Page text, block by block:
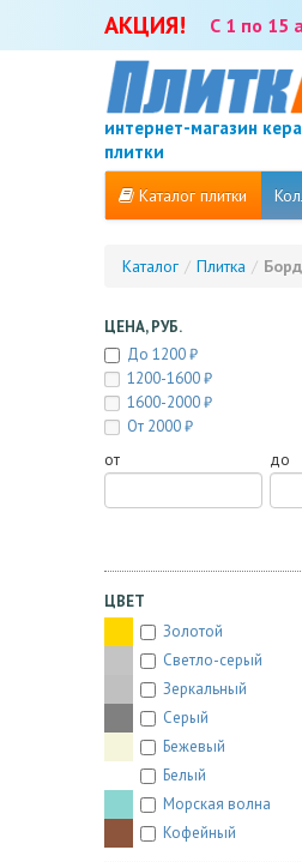
АКЦИЯ! С 1 по 15
интернет-магазин
плитки
Каталог плитки
Каталог / Плитка /
ЦЕНА, РУБ.
До 1200 ₽
1200-1600 ₽
1600-2000 ₽
От 2000 ₽
от до
ЦВЕТ
Золотой
Светло-серый
Зеркальный
Серый
Бежевый
Белый
Морская волна
Кофейный